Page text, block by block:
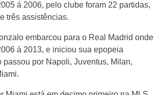
á 2006, pelo clube foram 22 partidas,
três assistências.
embarcou para o Real Madrid onde
á 2013, e iniciou sua epopeia
passou por Napoli, Juventus, Milan,